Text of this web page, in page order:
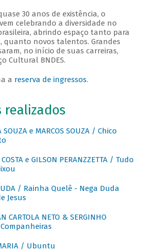
30 anos de existência, o
celebrando a diversidade no
abrindo espaço tanto para
quanto novos talentos. Grandes
no início de suas carreiras,
Cultural BNDES.
a reserva de ingressos.
realizados
SOUZA e MARCOS SOUZA / Chico
e GILSON PERANZZETTA / Tudo
/ Rainha Quelê - Nega Duda
Jesus
CARTOLA NETO & SERGINHO
/ Ubuntu